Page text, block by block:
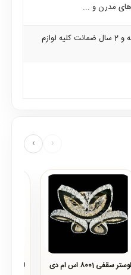
مدرن و ...
5 سال ضمانت بدنه و 2 سال ضمانت کلیه لوازم
‹
›
لوستر سقفی 8001 اس ام دی لوستر